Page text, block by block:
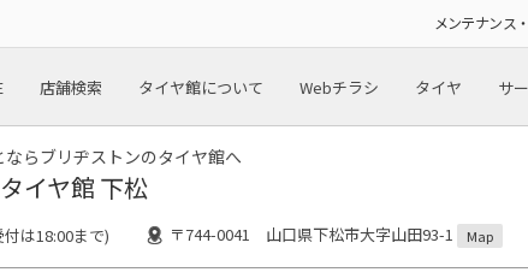
メンテナンス
店舗検索 タイヤ館について Webチラシ タイヤ サ
ならブリヂストンのタイヤ館へ
タイヤ館 下松
は18:00まで) 〒744-0041 山口県下松市大字山田93-1 Map